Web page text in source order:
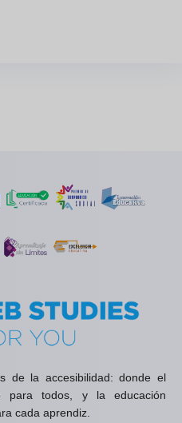
de la accesibilidad: donde el
para todos, y la educación
cada aprendiz.